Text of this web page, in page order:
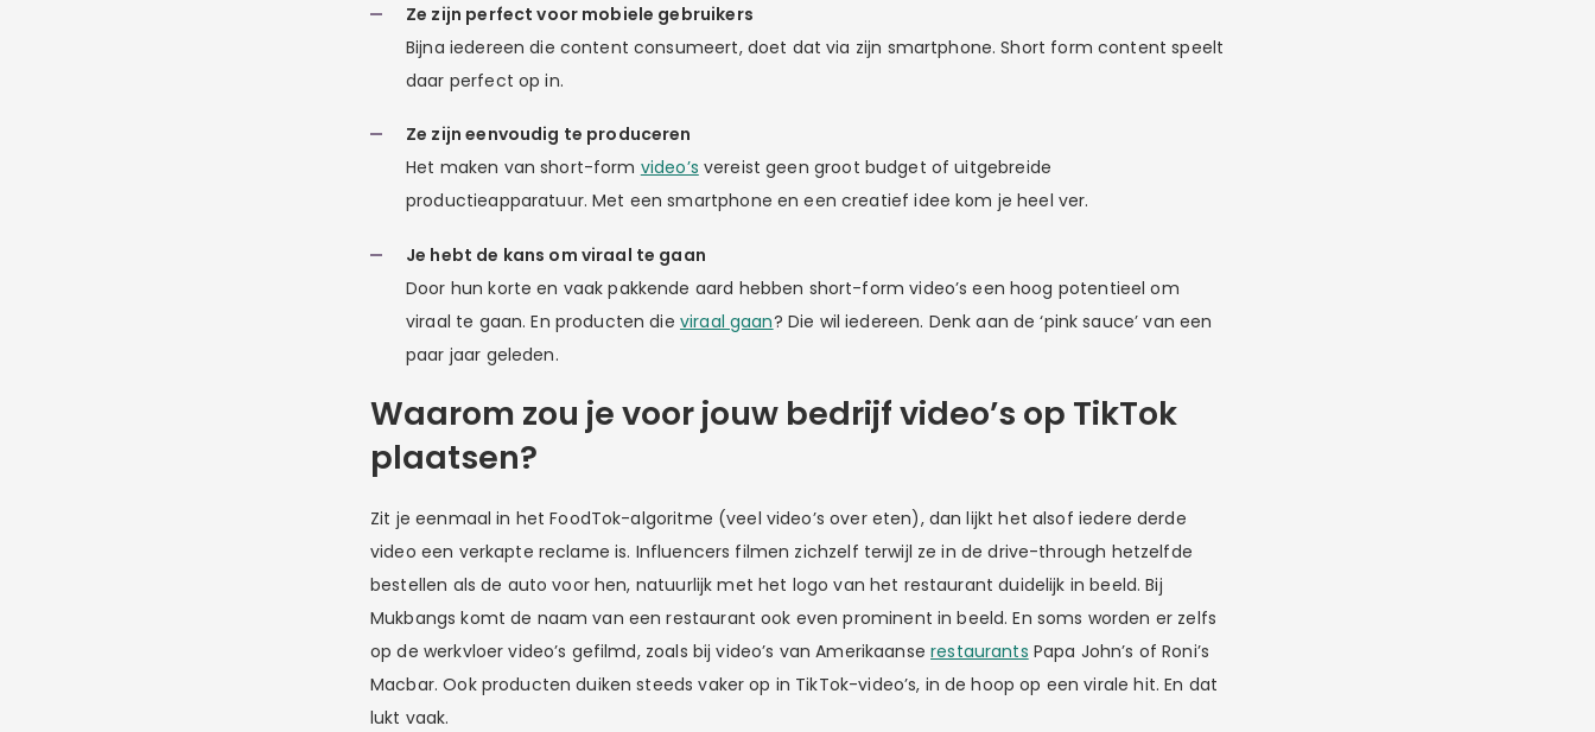
Ze zijn perfect voor mobiele gebruikers
Bijna iedereen die content consumeert, doet dat via zijn smartphone. Short form content speelt
daar perfect op in.
Ze zijn eenvoudig te produceren
Het maken van short-form video’s vereist geen groot budget of uitgebreide
productieapparatuur. Met een smartphone en een creatief idee kom je heel ver.
Je hebt de kans om viraal te gaan
Door hun korte en vaak pakkende aard hebben short-form video’s een hoog potentieel om
viraal te gaan. En producten die viraal gaan? Die wil iedereen. Denk aan de ‘pink sauce’ van een
paar jaar geleden.
Waarom zou je voor jouw bedrijf video’s op TikTok
plaatsen?
Zit je eenmaal in het FoodTok-algoritme (veel video’s over eten), dan lijkt het alsof iedere derde
video een verkapte reclame is. Influencers filmen zichzelf terwijl ze in de drive-through hetzelfde
bestellen als de auto voor hen, natuurlijk met het logo van het restaurant duidelijk in beeld. Bij
Mukbangs komt de naam van een restaurant ook even prominent in beeld. En soms worden er zelfs
op de werkvloer video’s gefilmd, zoals bij video’s van Amerikaanserestaurants Papa John’s of Roni’s
Macbar. Ook producten duiken steeds vaker op in TikTok-video’s, in de hoop op een virale hit. En dat
lukt vaak.